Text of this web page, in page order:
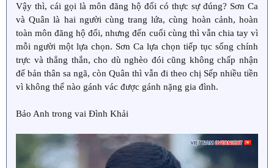
Vậy thì, cái gọi là môn đăng hộ đối có thực sự đúng? Sơn Ca
và Quân là hai người cùng trang lứa, cùng hoàn cảnh, hoàn
toàn môn đăng hộ đối, nhưng đến cuối cùng thì vẫn chia tay vì
mỗi người một lựa chọn. Sơn Ca lựa chọn tiếp tục sống chính
trực và thẳng thắn, cho dù nghèo đói cũng không chấp nhận
để bản thân sa ngã, còn Quân thì vẫn đi theo chị Sếp nhiều tiền
vì không thể nào gánh vác được gánh nặng gia đình.
Bảo Anh trong vai Đình Khải